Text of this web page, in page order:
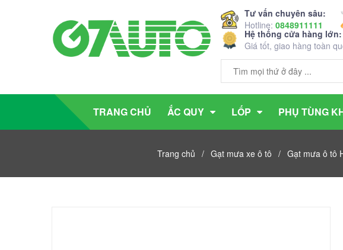
Tư vấn chuyên sâu:
Hotline: 0848911111
Hệ thống cửa hàng lớn:
Giá tốt, giao hàng toàn
TRANG CHỦ ẮC QUY LỐP PHỤ TÙNG
Trang chủ / Gạt mưa xe ô tô / Gạt mưa ô tô